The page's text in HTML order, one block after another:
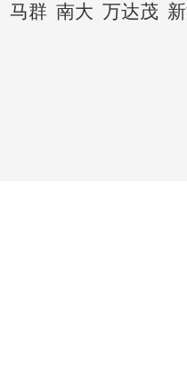
马群 南大 万达茂